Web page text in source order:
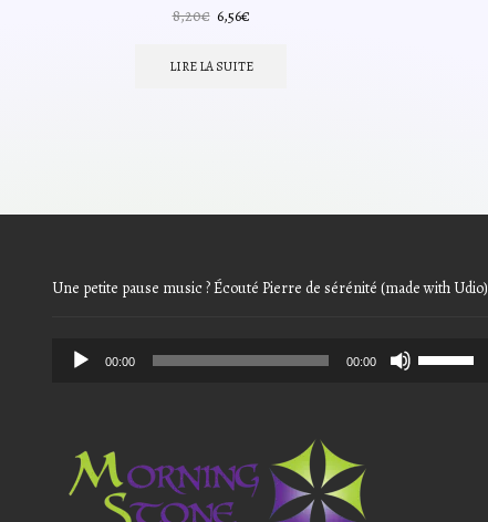
8,20€ Le
initial
6,56€Le
actuel
LIRE LA SUITE
Une petite pause music ? Écouté Pierre de sérénité (made with Udio)
Audio
00:00 00:00
Use